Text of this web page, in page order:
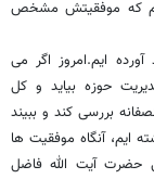
که موفقیتش مشخص
ایم.امروز اگر می
حوزه بیاید و کل
بررسی کند و ببیند
ایم، آنگاه موفقیت ها
آیت الله فاضل